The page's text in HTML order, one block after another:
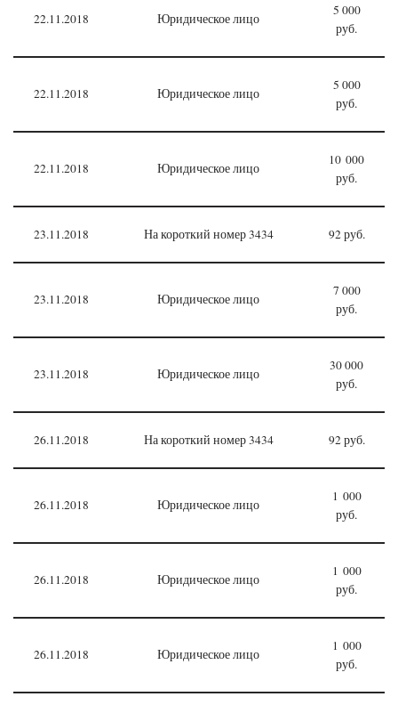
22.11.2018 Юридическое лицо
5 000
руб.
22.11.2018 Юридическое лицо
5 000
руб.
22.11.2018 Юридическое лицо
10 000
руб.
23.11.2018 На короткий номер 3434 92 руб.
23.11.2018 Юридическое лицо
7 000
руб.
23.11.2018 Юридическое лицо
30 000
руб.
26.11.2018 На короткий номер 3434 92 руб.
26.11.2018 Юридическое лицо
1 000
руб.
26.11.2018 Юридическое лицо
1 000
руб.
26.11.2018 Юридическое лицо
1 000
руб.